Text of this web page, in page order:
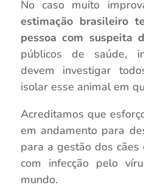
No caso muito
estimação brasileiro
pessoa com suspeita
públicos de saúde,
devem investigar
isolar esse animal em
Acreditamos que
em andamento para
para a gestão dos
com infecção pelo
mundo.